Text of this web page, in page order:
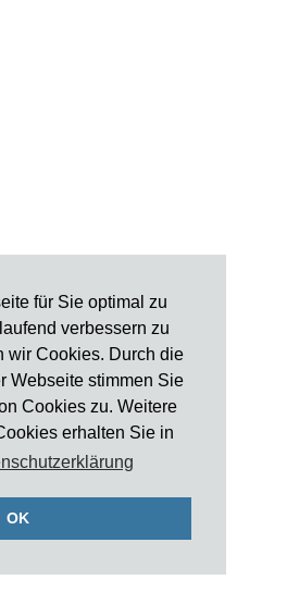
für Sie optimal zu
verbessern zu
wir Cookies. Durch die
Webseite stimmen Sie
Cookies zu. Weitere
erhalten Sie in
OK